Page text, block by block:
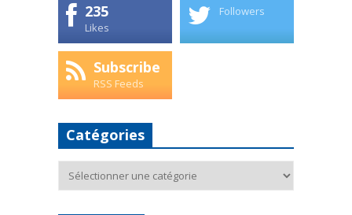
235
Likes
Followers
Subscribe
RSS Feeds
Catégories